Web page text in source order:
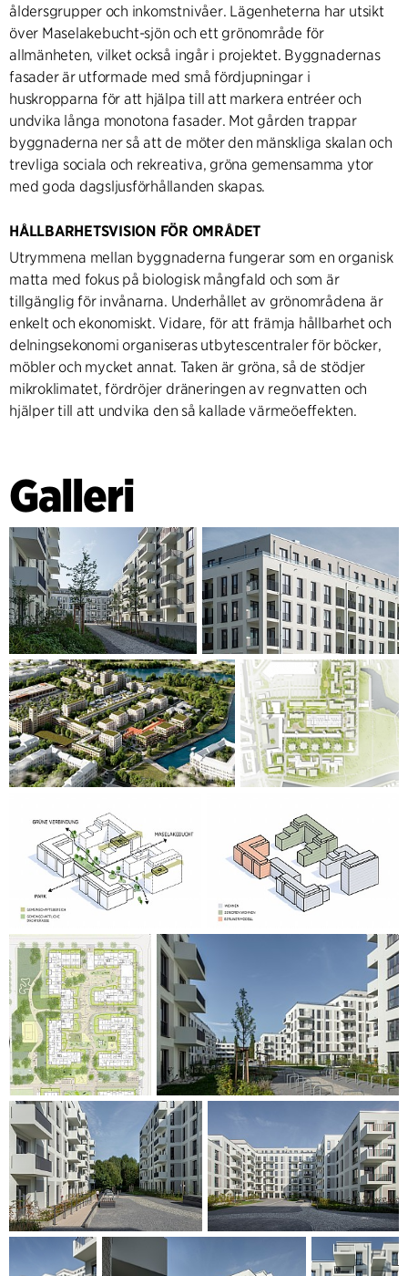
åldersgrupper och inkomstnivåer. Lägenheterna har utsikt
över Maselakebucht-sjön och ett grönområde för
allmänheten, vilket också ingår i projektet. Byggnadernas
fasader är utformade med små fördjupningar i
huskropparna för att hjälpa till att markera entréer och
undvika långa monotona fasader. Mot gården trappar
byggnaderna ner så att de möter den mänskliga skalan och
trevliga sociala och rekreativa, gröna gemensamma ytor
med goda dagsljusförhållanden skapas.
HÅLLBARHETSVISION FÖR OMRÅDET
Utrymmena mellan byggnaderna fungerar som en organisk
matta med fokus på biologisk mångfald och som är
tillgänglig för invånarna. Underhållet av grönområdena är
enkelt och ekonomiskt. Vidare, för att främja hållbarhet och
delningsekonomi organiseras utbytescentraler för böcker,
möbler och mycket annat. Taken är gröna, så de stödjer
mikroklimatet, fördröjer dräneringen av regnvatten och
hjälper till att undvika den så kallade värmeöeffekten.
Galleri